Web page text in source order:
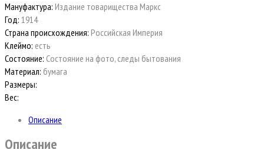
Мануфактура: Издание товарищества Маркс
Год: 1914
Страна происхождения: Российская Империя
Клеймо: есть
Состояние: Состояние на фото, следы бытования
Материал: бумага
Размеры:
Вес:
Описание
Описание